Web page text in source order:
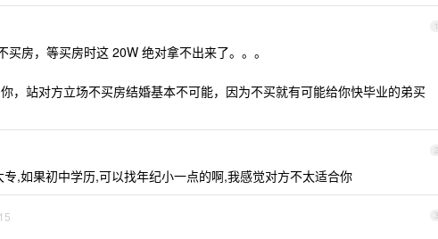
1
房，等买房时这 20W 绝对拿不出来了。。。
，站对方立场不买房结婚基本不可能，因为不买就有可能给你快毕业的弟买
2
,如果初中学历,可以找年纪小一点的啊,我感觉对方不太适合你
3
15